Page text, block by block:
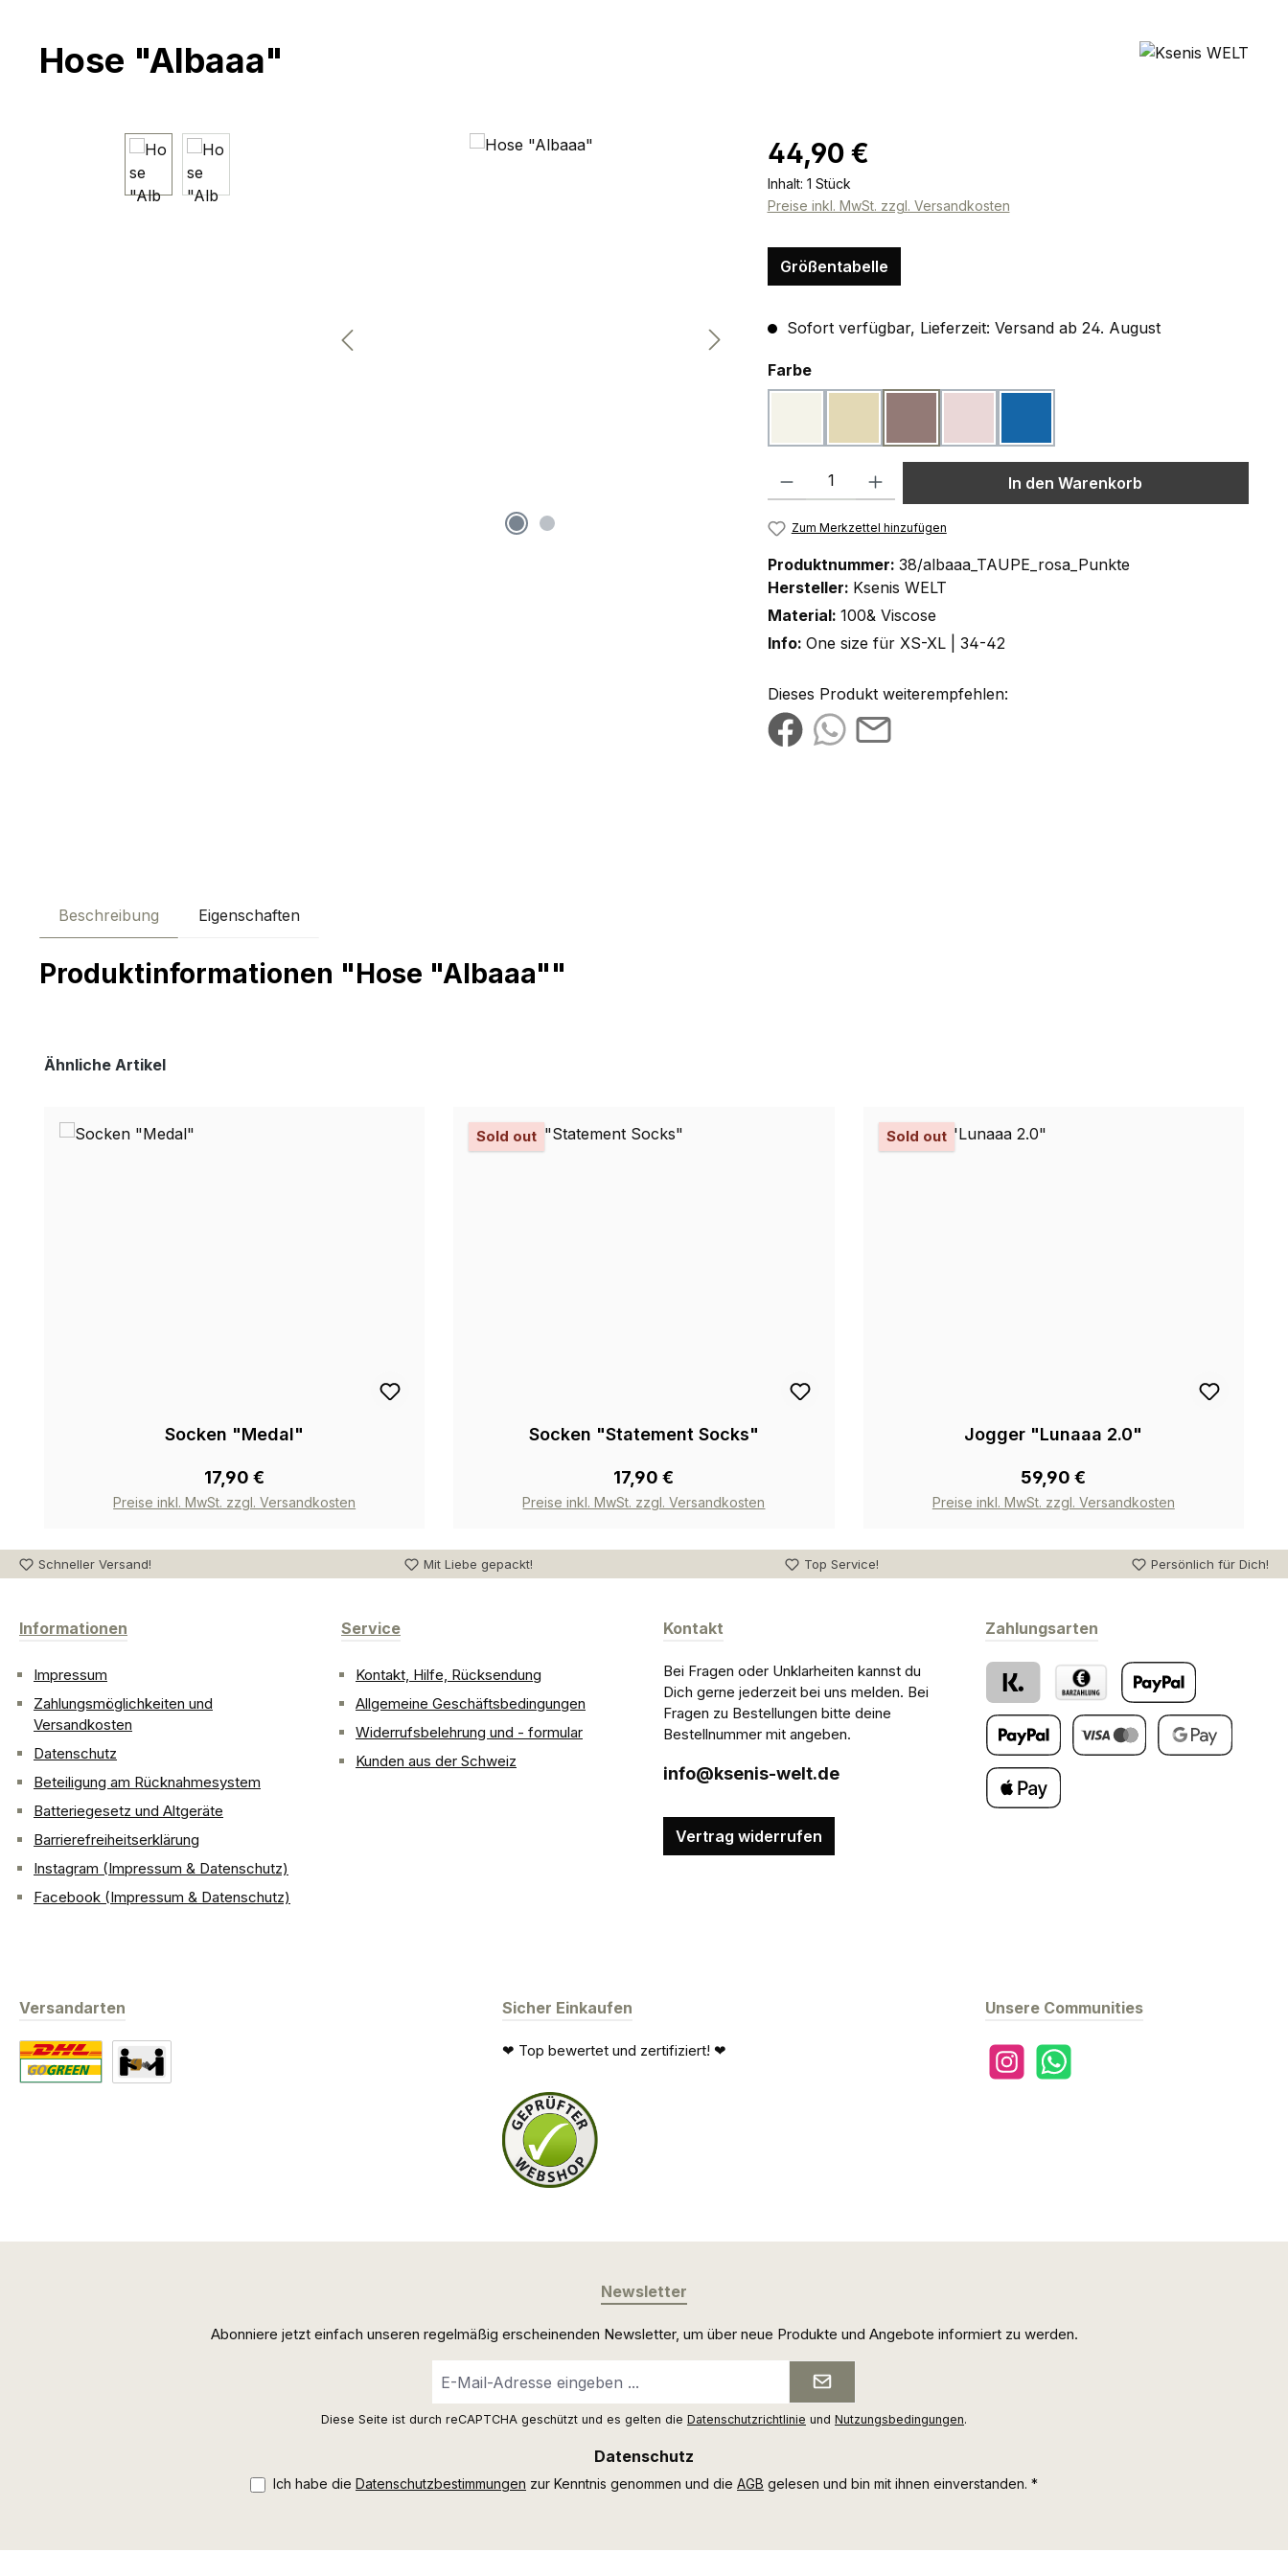
Hose "Albaaa"
Bildergalerie überspringen Regulärer Preis:
44,90 €
Inhalt: 1 Stück
Preise inkl. MwSt. zzgl. Versandkosten
Größentabelle
Sofort verfügbar, Lieferzeit: Versand ab 24. August
Farbeauswählen
Produkt Anzahl: Gib den gewünschten Wert ein oder benutze die Schaltflächen
In den Warenkorb
Zum Merkzettel hinzufügen
Produktnummer: 38/albaaa_TAUPE_rosa_Punkte
Hersteller: Ksenis WELT
Material: 100& Viscose
Info: One size für XS-XL | 34-42
Dieses Produkt weiterempfehlen:
Beschreibung Eigenschaften
Produktinformationen "Hose "Albaaa""
Produktgalerie überspringen
Ähnliche Artikel
Socken "Medal"
17,90 €
Preise inkl. MwSt. zzgl. Versandkosten
Sold out
Socken "Statement Socks"
17,90 €
Preise inkl. MwSt. zzgl. Versandkosten
Sold out
Jogger "Lunaaa 2.0"
59,90 €
Preise inkl. MwSt. zzgl. Versandkosten
Schneller Versand! Mit Liebe gepackt! Top Service! Persönlich für Dich!
Informationen
Impressum
Zahlungsmöglichkeiten und
Versandkosten
Datenschutz
Beteiligung am Rücknahmesystem
Batteriegesetz und Altgeräte
Barrierefreiheitserklärung
Instagram (Impressum & Datenschutz)
Facebook (Impressum & Datenschutz)
Service
Kontakt, Hilfe, Rücksendung
Allgemeine Geschäftsbedingungen
Widerrufsbelehrung und - formular
Kunden aus der Schweiz
Kontakt
Bei Fragen oder Unklarheiten kannst du
Dich gerne jederzeit bei uns melden. Bei
Fragen zu Bestellungen bitte deine
Bestellnummer mit angeben.
info@ksenis-welt.de
Vertrag widerrufen
Unsere Communities
InstagramWhatsApp
Zahlungsarten
PayPal
Später Bezahlen
Klarna Barzahlung bei Abholung
Versandarten Sicher Einkaufen
❤ Top bewertet und zertifiziert! ❤
Newsletter
Abonniere jetzt einfach unseren regelmäßig erscheinenden Newsletter, um über neue Produkte und Angebote informiert zu werden.
Mail-
Diese Seite ist durch reCAPTCHA geschützt und es gelten die Datenschutzrichtlinie und Nutzungsbedingungen.
Datenschutz
Ich habe die Datenschutzbestimmungen zur Kenntnis genommen und die AGB gelesen und bin mit ihnen einverstanden. *